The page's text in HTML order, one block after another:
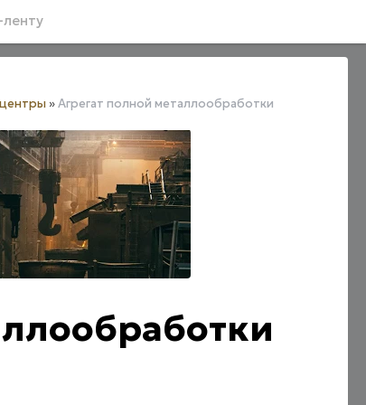
»Агрегат полной металлообработки